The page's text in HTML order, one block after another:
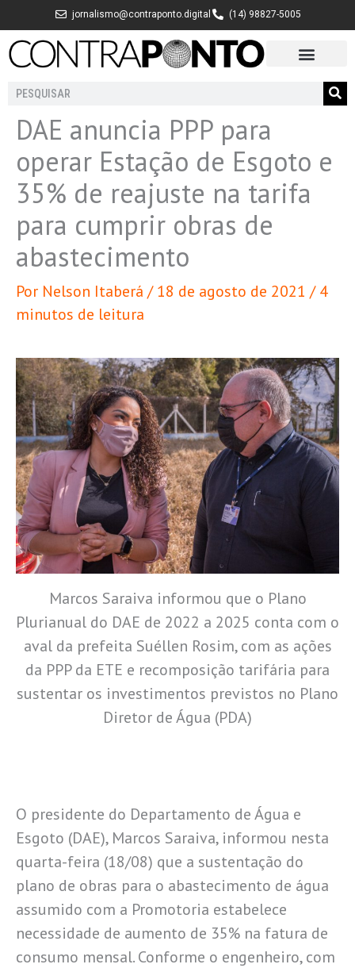
para
jornalismo@contraponto.digital (14) 98827-5005
Pesquisar
DAE anuncia PPP para
operar Estação de Esgoto e
35% de reajuste na tarifa
para cumprir obras de
abastecimento
Por Nelson Itaberá /18 de agosto de 2021 /4
minutos de leitura
Marcos Saraiva informou que o Plano
Plurianual do DAE de 2022 a 2025 conta com o
aval da prefeita Suéllen Rosim, com as ações
da PPP da ETE e recomposição tarifária para
sustentar os investimentos previstos no Plano
Diretor de Água (PDA)
O presidente do Departamento de Água e
Esgoto (DAE), Marcos Saraiva, informou nesta
quarta-feira (18/08) que a sustentação do
plano de obras para o abastecimento de água
assumido com a Promotoria estabelece
necessidade de aumento de 35% na fatura de
consumo mensal. Conforme o engenheiro, com